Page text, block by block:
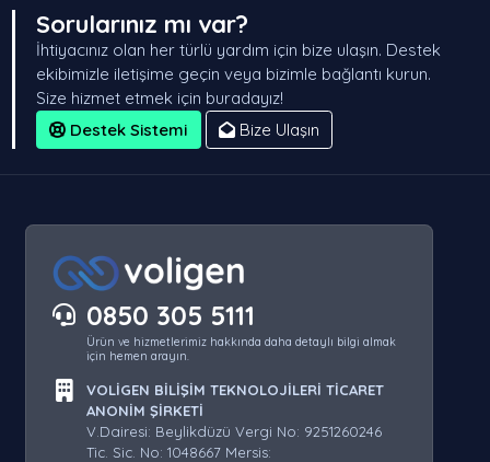
Sorularınız mı var?
İhtiyacınız olan her türlü yardım için bize ulaşın. Destek
ekibimizle iletişime geçin veya bizimle bağlantı kurun.
Size hizmet etmek için buradayız!
Destek Sistemi
Bize Ulaşın
0850 305 5111
Ürün ve hizmetlerimiz hakkında daha detaylı bilgi almak
için hemen arayın.
VOLİGEN BİLİŞİM TEKNOLOJİLERİ TİCARET
ANONİM ŞİRKETİ
V.Dairesi: Beylikdüzü Vergi No: 9251260246
Tic. Sic. No: 1048667 Mersis: